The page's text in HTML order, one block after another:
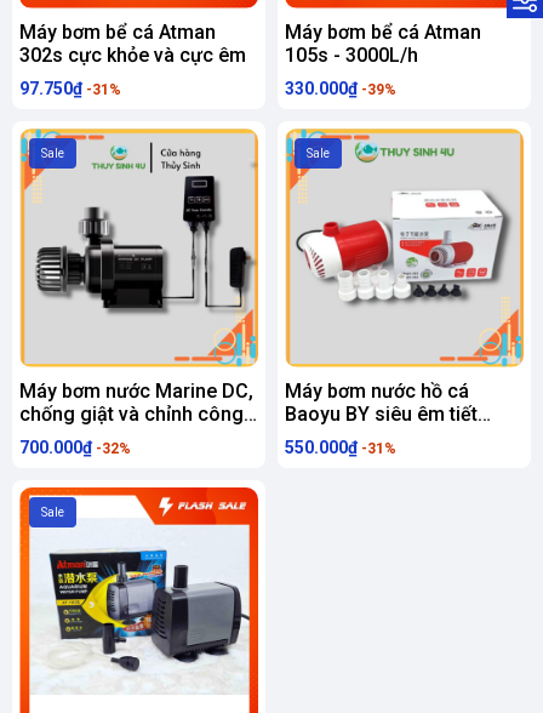
Máy bơm bể cá Atman
302s cực khỏe và cực êm
97.750₫ -31%
Máy bơm bể cá Atman
105s - 3000L/h
330.000₫ -39%
Sale
Máy bơm nước Marine DC,
chống giật và chỉnh công
suất cho hệ thống bể cá
thủy sinh
700.000₫ -32%
Sale
Máy bơm nước hồ cá
Baoyu BY siêu êm tiết
kiệm điện - Bảo hành 6
tháng
550.000₫ -31%
Sale